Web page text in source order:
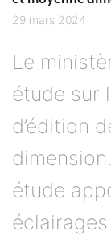
29 mars 2024
Le
étude sur
d’édition
étude